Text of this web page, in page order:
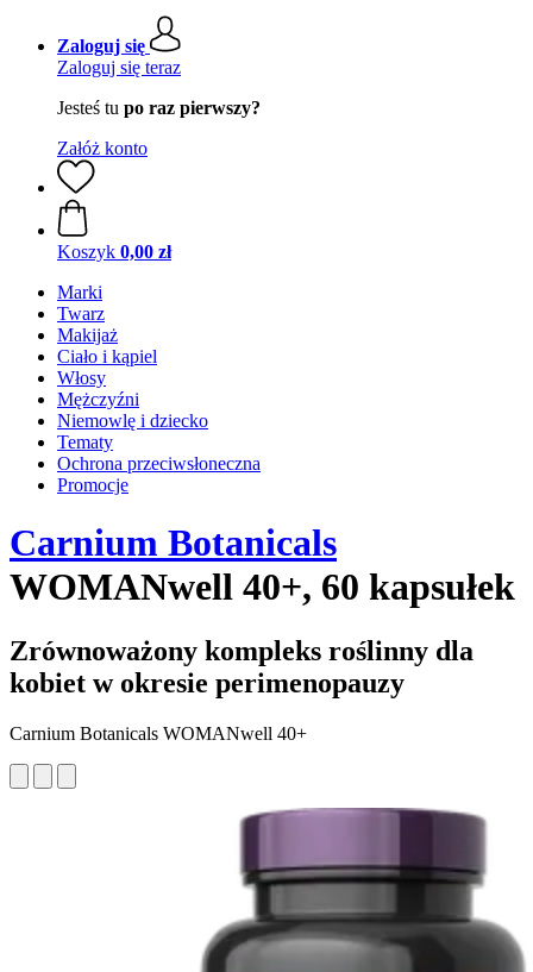
Zaloguj się
Zaloguj się teraz
Jesteś tu po raz pierwszy?
Załóż konto
Koszyk 0,00 zł
Marki
Twarz
Makijaż
Ciało i kąpiel
Włosy
Mężczyźni
Niemowlę i dziecko
Tematy
Ochrona przeciwsłoneczna
Promocje
Carnium Botanicals
WOMANwell 40+, 60 kapsułek
Zrównoważony kompleks roślinny dla
kobiet w okresie perimenopauzy
Carnium Botanicals WOMANwell 40+